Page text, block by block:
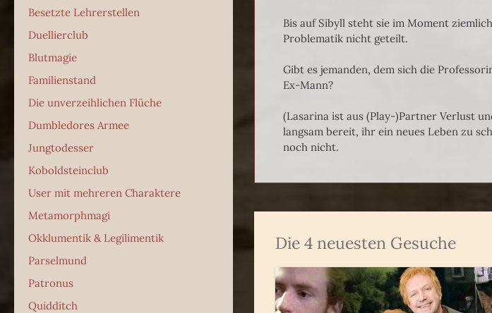
Besetzte Lehrerstellen
Duellierclub
Blutmagie
Familienstand
Die unverzeihlichen Flüche
Dumbledores Armee
Jungtodesser
Koboldsteinclub
User mit mehreren Charaktere
Metamorphmagi
Okklumentik & Legilimentik
Parselmund
Patronus
Quidditch
Bis auf Sibyll steht sie im Moment
Problematik nicht geteilt.
Gibt es jemanden, dem sich die
Ex-Mann?
(Lasarina ist aus (Play-)Partner Verlust
langsam bereit, ihr ein neues Leben zu
noch nicht.
Die 4 neuesten Gesuche